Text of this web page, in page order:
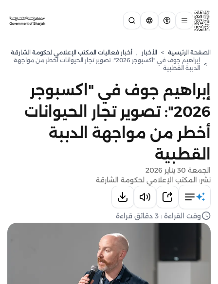
الصفحة الرئيسية > الأخبار , أخبار فعاليات المكتب الإعلامي لحكومة الشارقة
>
إبراهيم جوف في "اكسبوجر 2026": تصوير تجار الحيوانات أخطر من مواجهة
الدببة القطبية
إبراهيم جوف في "اكسبوجر
2026": تصوير تجار الحيوانات
أخطر من مواجهة الدببة
القطبية
الجمعة 30 يناير 2026
نشر: المكتب الإعلامي لحكومة الشارقة
وقت القراءة : 3 دقائق قراءة